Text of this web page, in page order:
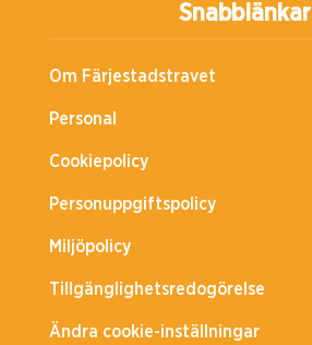
Snabblänkar
Om Färjestadstravet
Personal
Cookiepolicy
Personuppgiftspolicy
Miljöpolicy
Tillgänglighetsredogörelse
Ändra cookie-inställningar